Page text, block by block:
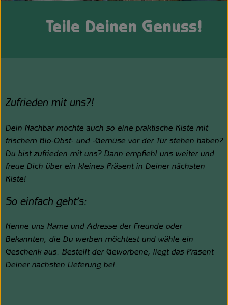
Unsere Hofkiste
Teile Deinen Genuss!
Zufrieden mit uns?!
Dein Nachbar möchte auch so eine praktische Kiste mit
frischem Bio-Obst- und -Gemüse vor der Tür stehen haben?
Du bist zufrieden mit uns? Dann empfiehl uns weiter und
freue Dich über ein kleines Präsent in Deiner nächsten
Kiste!
So einfach geht’s:
Nenne uns Name und Adresse der Freunde oder
Bekannten, die Du werben möchtest und wähle ein
Geschenk aus. Bestellt der Geworbene, liegt das Präsent
Deiner nächsten Lieferung bei.